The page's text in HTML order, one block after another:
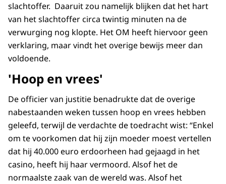
slachtoffer. Daaruit zou namelijk blijken dat het hart
van het slachtoffer circa twintig minuten na de
verwurging nog klopte. Het OM heeft hiervoor geen
verklaring, maar vindt het overige bewijs meer dan
voldoende.
'Hoop en vrees'
De officier van justitie benadrukte dat de overige
nabestaanden weken tussen hoop en vrees hebben
geleefd, terwijl de verdachte de toedracht wist: “Enkel
om te voorkomen dat hij zijn moeder moest vertellen
dat hij 40.000 euro erdoorheen had gejaagd in het
casino, heeft hij haar vermoord. Alsof het de
normaalste zaak van de wereld was. Alsof het